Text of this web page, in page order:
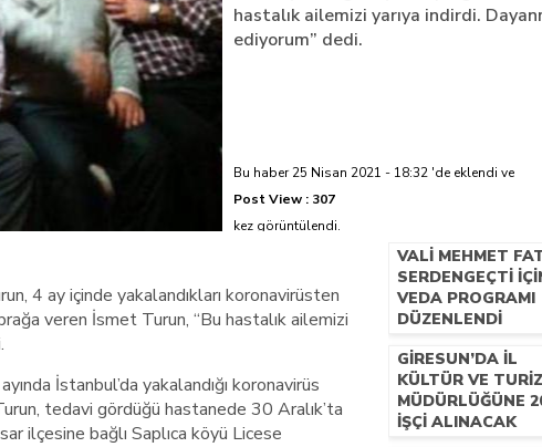
kaybetti
hastalık ailemizi yarıya indirdi.
ediyorum” dedi.
Bu haber 25 Nisan 2021 - 18:32 'de eklendi ve
Post View : 307
kez görüntülendi.
4 ay içinde yakalandıkları koronavirüsten
veren İsmet Turun, “Bu hastalık ailemizi
İstanbul’da yakalandığı koronavirüs
tedavi gördüğü hastanede 30 Aralık’ta
ilçesine bağlı Saplıca köyü Licese
VALI MEHMET
SERDENGEÇTI
VEDA PROGRAMI
DÜZENLENDI
GIRESUN’DA İL
KÜLTÜR VE
MÜDÜRLÜĞÜNE
İŞÇI ALINACAK